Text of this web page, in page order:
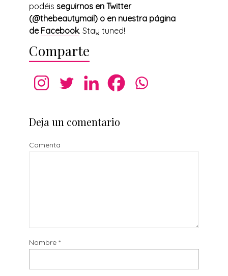
podéis seguirnos en Twitter
(@thebeautymail) o en nuestra página
de Facebook. Stay tuned!
Comparte
Deja un comentario
Comenta
Nombre *